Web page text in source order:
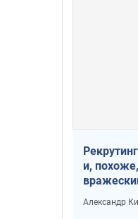
и,
Александр